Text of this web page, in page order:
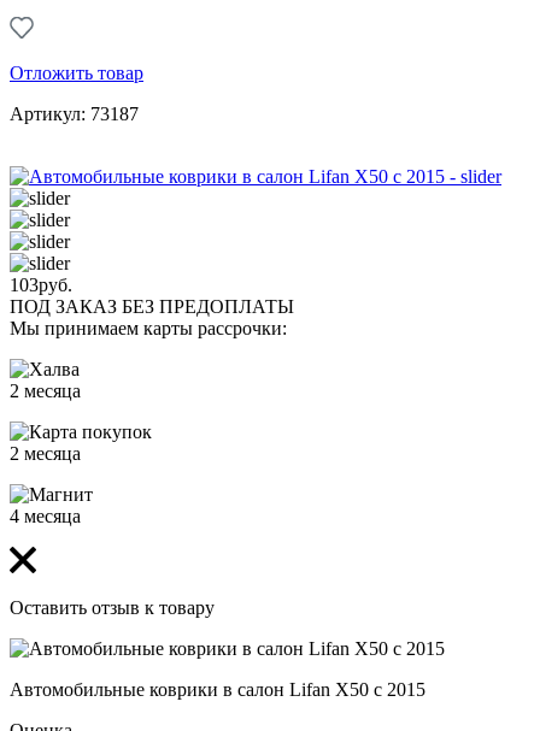
Отложить товар
Артикул: 73187
103руб.
ПОД ЗАКАЗ БЕЗ ПРЕДОПЛАТЫ
Мы принимаем карты рассрочки:
2 месяца
2 месяца
4 месяца
Оставить отзыв к товару
Автомобильные коврики в салон Lifan X50 с 2015